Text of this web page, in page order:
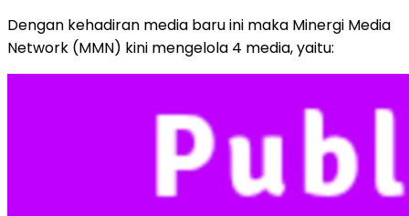
Dengan kehadiran media baru ini maka Minergi Media
Network (MMN) kini mengelola 4 media, yaitu: